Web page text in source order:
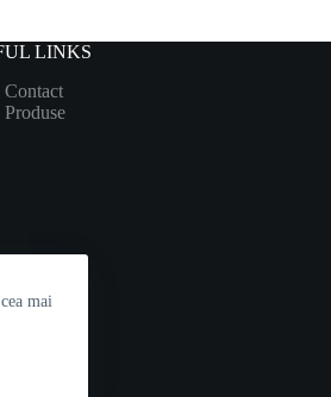
mai
LINKS
Contact
Produse